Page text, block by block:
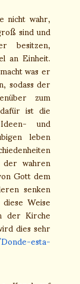
wahr,
sind und
besitzen,
an Einheit.
was er
sodass der
zum
ist die
und
leben
wahren
Gott dem
senken
Weise
der Kirche
dies sehr
esta-